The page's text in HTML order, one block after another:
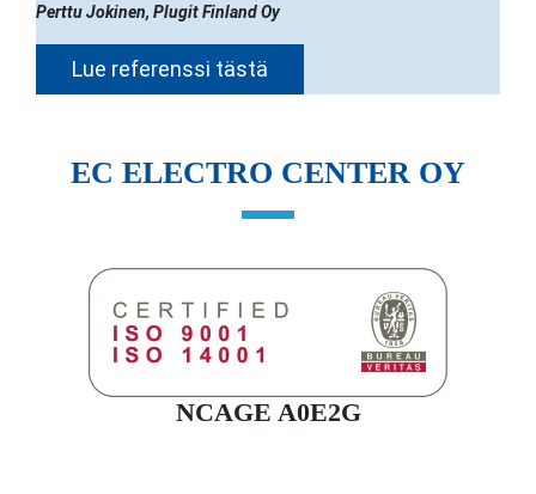
Perttu Jokinen, Plugit Finland Oy
Lue referenssi tästä
EC ELECTRO CENTER OY
NCAGE A0E2G